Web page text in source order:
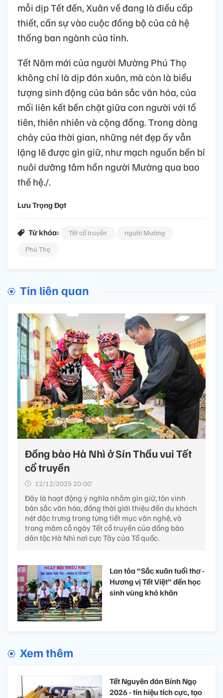
mỗi dịp Tết đến, Xuân về đang là điều cấp
thiết, cần sự vào cuộc đồng bộ của cả hệ
thống ban ngành của tỉnh.
Tết Năm mới của người Mường Phú Thọ
không chỉ là dịp đón xuân, mà còn là biểu
tượng sinh động của bản sắc văn hóa, của
mối liên kết bền chặt giữa con người với tổ
tiên, thiên nhiên và cộng đồng. Trong dòng
chảy của thời gian, những nét đẹp ấy vẫn
lặng lẽ được gìn giữ, như mạch nguồn bền bỉ
nuôi dưỡng tâm hồn người Mường qua bao
thế hệ./.
Lưu Trọng Đạt
Từ khóa: Tết cổ truyền
người Mường
Phú Thọ
Tin liên quan
Đồng bào Hà Nhì ở Sín Thầu vui Tết
cổ truyền
12/12/2025 20:00’
Đây là hoạt động ý nghĩa nhằm gìn giữ, tôn vinh
bản sắc văn hóa, đồng thời giới thiệu đến du khách
nét đặc trưng trong từng tiết mục văn nghệ, và
trong mâm cỗ ngày Tết cổ truyền của đồng bào
dân tộc Hà Nhì nơi cực Tây của Tổ quốc.
Lan tỏa “Sắc xuân tuổi thơ -
Hương vị Tết Việt” đến học
sinh vùng khó khăn
Xem thêm
Tết Nguyên đán Bính Ngọ
2026 - tín hiệu tích cực, tạo